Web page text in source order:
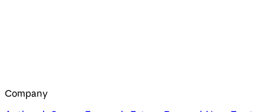
Company